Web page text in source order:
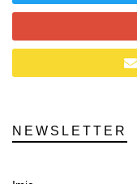
NEWSLETTER